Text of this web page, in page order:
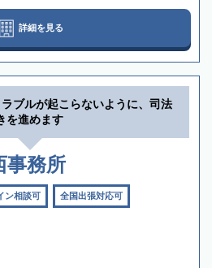
詳細を見る
ラブルが起こらないように、司法
を進めます
事務所
ン相談可 全国出張対応可